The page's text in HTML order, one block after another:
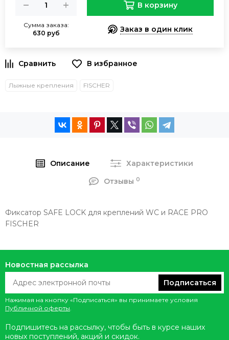
Сумма заказа:
630 руб
В корзину
Заказ в один клик
Лыжные крепления FISCHER
Описание
Характеристики
Отзывы 0
Фиксатор SAFE LOCK для креплений WC и RACE PRO
FISCHER
Новостная рассылка
Подписаться
Нажимая на кнопку «Подписаться» вы принимаете условия
Публичной оферты.
Подпишитесь на рассылку, чтобы быть в курсе наших
новых поступлений, акций и скидок.